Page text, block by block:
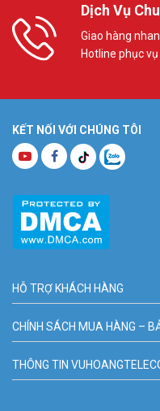
Dịch Vụ
Giao hàng
Hotline phục vụ
KẾT NỐI VỚI CHÚNG TÔI
HỖ TRỢ KHÁCH HÀNG
CHÍNH SÁCH MUA HÀNG –
THÔNG TIN